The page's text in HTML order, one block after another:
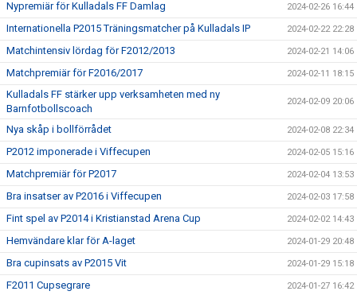
Nypremiär för Kulladals FF Damlag 2024-02-26 16:44
Internationella P2015 Träningsmatcher på Kulladals IP 2024-02-22 22:28
Matchintensiv lördag för F2012/2013 2024-02-21 14:06
Matchpremiär för F2016/2017 2024-02-11 18:15
Kulladals FF stärker upp verksamheten med ny
Barnfotbollscoach
2024-02-09 20:06
Nya skåp i bollförrådet 2024-02-08 22:34
P2012 imponerade i Viffecupen 2024-02-05 15:16
Matchpremiär för P2017 2024-02-04 13:53
Bra insatser av P2016 i Viffecupen 2024-02-03 17:58
Fint spel av P2014 i Kristianstad Arena Cup 2024-02-02 14:43
Hemvändare klar för A-laget 2024-01-29 20:48
Bra cupinsats av P2015 Vit 2024-01-29 15:18
F2011 Cupsegrare 2024-01-27 16:42